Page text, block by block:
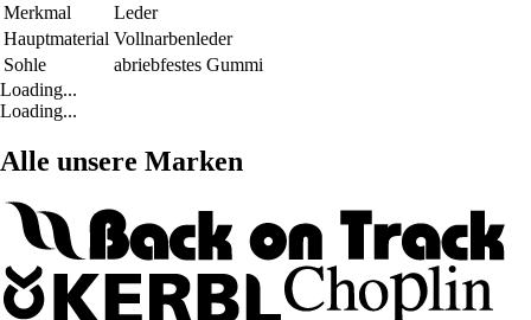
Merkmal
Leder
Hauptmaterial Vollnarbenleder
Sohle
abriebfestes Gummi
Loading...
Loading...
Alle unsere Marken